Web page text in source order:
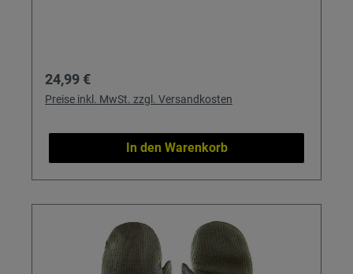
Regulärer Preis:
24,99 €
Preise inkl. MwSt. zzgl. Versandkosten
In den Warenkorb